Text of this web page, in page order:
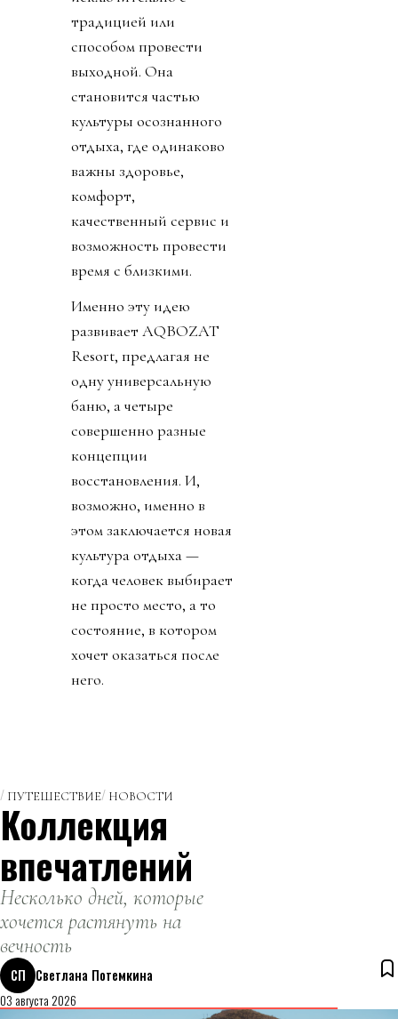
традицией или
способом провести
выходной. Она
становится частью
культуры осознанного
отдыха, где одинаково
важны здоровье,
комфорт,
качественный сервис и
возможность провести
время с близкими.
Именно эту идею
развивает AQBOZAT
Resort, предлагая не
одну универсальную
баню, а четыре
совершенно разные
концепции
восстановления. И,
возможно, именно в
этом заключается новая
культура отдыха —
когда человек выбирает
не просто место, а то
состояние, в котором
хочет оказаться после
него.
ПУТЕШЕСТВИЕ НОВОСТИ
Коллекция
впечатлений
Несколько дней, которые
хочется растянуть на
вечность
СП
Светлана Потемкина
03 августа 2026